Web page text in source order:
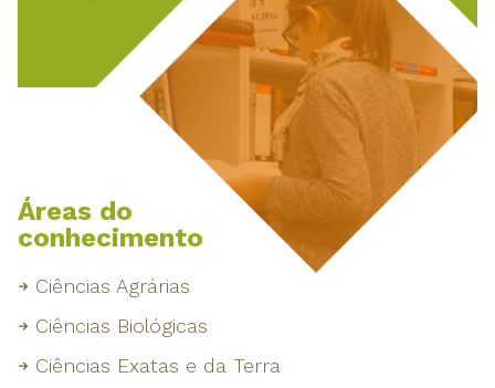
Áreas do
conhecimento
Ciências Agrárias
Ciências Biológicas
Ciências Exatas e da Terra